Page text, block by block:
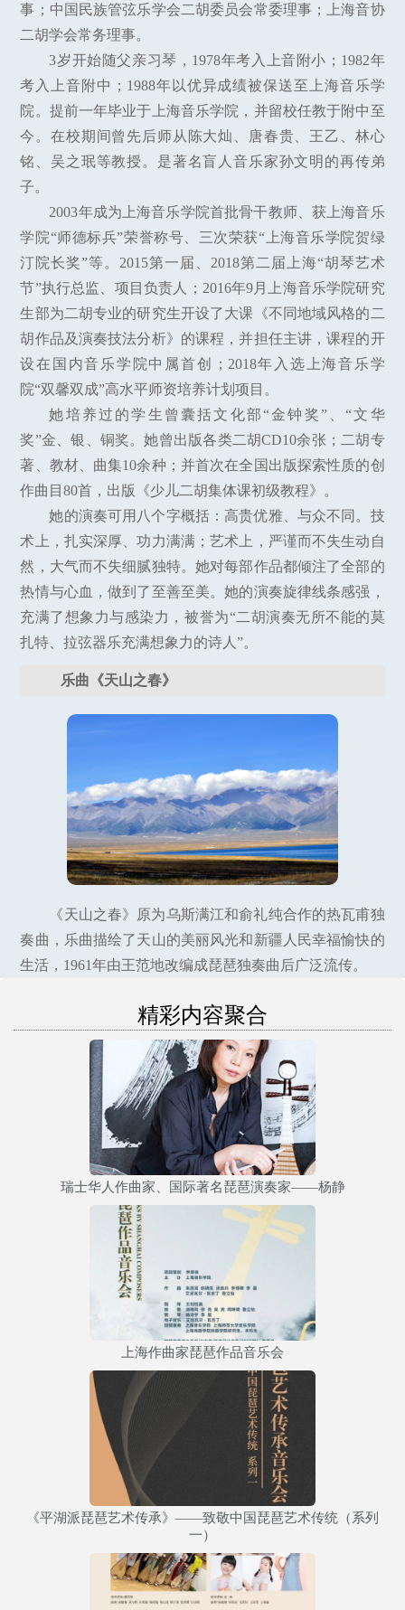
事；中国民族管弦乐学会二胡委员会常委理事；上海音协
二胡学会常务理事。
3岁开始随父亲习琴，1978年考入上音附小；1982年
考入上音附中；1988年以优异成绩被保送至上海音乐学
院。提前一年毕业于上海音乐学院，并留校任教于附中至
今。在校期间曾先后师从陈大灿、唐春贵、王乙、林心
铭、吴之珉等教授。是著名盲人音乐家孙文明的再传弟
子。
2003年成为上海音乐学院首批骨干教师、获上海音乐
学院“师德标兵”荣誉称号、三次荣获“上海音乐学院贺绿
汀院长奖”等。2015第一届、2018第二届上海“胡琴艺术
节”执行总监、项目负责人；2016年9月上海音乐学院研究
生部为二胡专业的研究生开设了大课《不同地域风格的二
胡作品及演奏技法分析》的课程，并担任主讲，课程的开
设在国内音乐学院中属首创；2018年入选上海音乐学
院“双馨双成”高水平师资培养计划项目。
她培养过的学生曾囊括文化部“金钟奖”、“文华
奖”金、银、铜奖。她曾出版各类二胡CD10余张；二胡专
著、教材、曲集10余种；并首次在全国出版探索性质的创
作曲目80首，出版《少儿二胡集体课初级教程》。
她的演奏可用八个字概括：高贵优雅、与众不同。技
术上，扎实深厚、功力满满；艺术上，严谨而不失生动自
然，大气而不失细腻独特。她对每部作品都倾注了全部的
热情与心血，做到了至善至美。她的演奏旋律线条感强，
充满了想象力与感染力，被誉为“二胡演奏无所不能的莫
扎特、拉弦器乐充满想象力的诗人”。
乐曲《天山之春》
《天山之春》原为乌斯满江和俞礼纯合作的热瓦甫独
奏曲，乐曲描绘了天山的美丽风光和新疆人民幸福愉快的
生活，1961年由王范地改编成琵琶独奏曲后广泛流传。
精彩内容聚合
瑞士华人作曲家、国际著名琵琶演奏家——杨静
上海作曲家琵琶作品音乐会
《平湖派琵琶艺术传承》——致敬中国琵琶艺术传统（系列
一）